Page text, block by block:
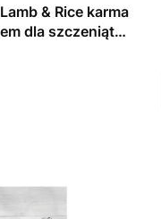
& Rice karma
dla szczeniąt